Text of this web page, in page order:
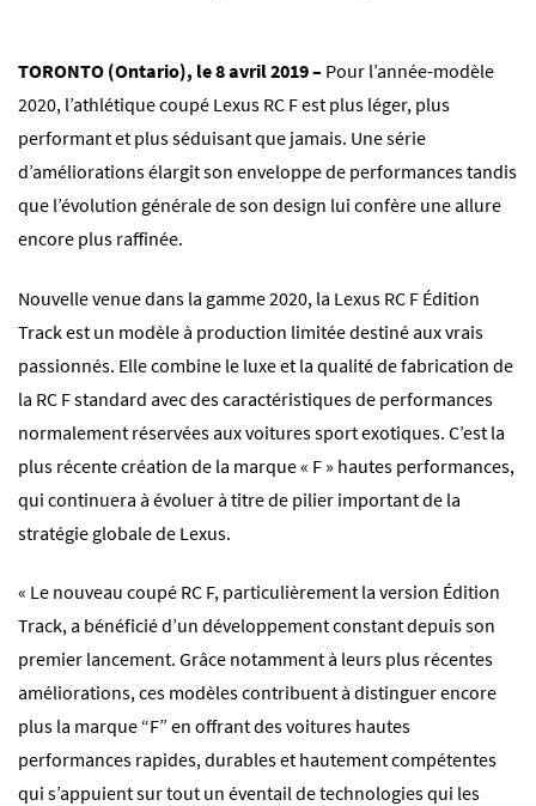
TORONTO (Ontario), le 8 avril 2019 – Pour l’année-modèle
2020, l’athlétique coupé Lexus RC F est plus léger, plus
performant et plus séduisant que jamais. Une série
d’améliorations élargit son enveloppe de performances tandis
que l’évolution générale de son design lui confère une allure
encore plus raffinée.
Nouvelle venue dans la gamme 2020, la Lexus RC F Édition
Track est un modèle à production limitée destiné aux vrais
passionnés. Elle combine le luxe et la qualité de fabrication de
la RC F standard avec des caractéristiques de performances
normalement réservées aux voitures sport exotiques. C’est la
plus récente création de la marque « F » hautes performances,
qui continuera à évoluer à titre de pilier important de la
stratégie globale de Lexus.
« Le nouveau coupé RC F, particulièrement la version Édition
Track, a bénéficié d’un développement constant depuis son
premier lancement. Grâce notamment à leurs plus récentes
améliorations, ces modèles contribuent à distinguer encore
plus la marque “F” en offrant des voitures hautes
performances rapides, durables et hautement compétentes
qui s’appuient sur tout un éventail de technologies qui les